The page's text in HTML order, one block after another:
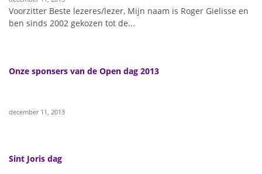
Voorzitter Beste lezeres/lezer, Mijn naam is Roger Gielisse en
ben sinds 2002 gekozen tot de...
Onze sponsers van de Open dag 2013
december 11, 2013
Sint Joris dag